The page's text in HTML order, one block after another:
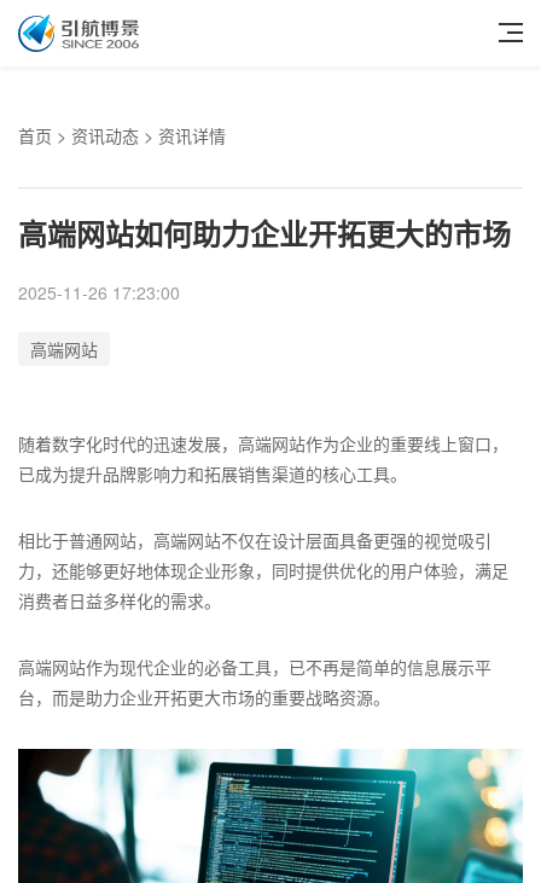
首页 > 资讯动态 > 资讯详情
高端网站如何助力企业开拓更大的市场
2025-11-26 17:23:00
高端网站
随着数字化时代的迅速发展，高端网站作为企业的重要线上窗口，
已成为提升品牌影响力和拓展销售渠道的核心工具。
相比于普通网站，高端网站不仅在设计层面具备更强的视觉吸引
力，还能够更好地体现企业形象，同时提供优化的用户体验，满足
消费者日益多样化的需求。
高端网站作为现代企业的必备工具，已不再是简单的信息展示平
台，而是助力企业开拓更大市场的重要战略资源。